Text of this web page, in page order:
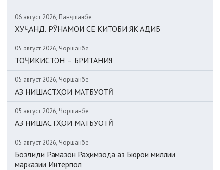
06 август 2026, Панҷшанбе
ХУҶАНД. РӮНАМОИ СЕ КИТОБИ ЯК АДИБ
05 август 2026, Чоршанбе
ТОҶИКИСТОН – БРИТАНИЯ
05 август 2026, Чоршанбе
АЗ НИШАСТҲОИ МАТБУОТӢ
05 август 2026, Чоршанбе
АЗ НИШАСТҲОИ МАТБУОТӢ
05 август 2026, Чоршанбе
Боздиди Рамазон Раҳимзода аз Бюрои миллии
марказии Интерпол